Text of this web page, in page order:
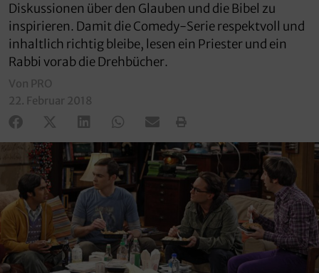
Diskussionen über den Glauben und die Bibel zu
inspirieren. Damit die Comedy-Serie respektvoll und
inhaltlich richtig bleibe, lesen ein Priester und ein
Rabbi vorab die Drehbücher.
Von PRO
22. Februar 2018